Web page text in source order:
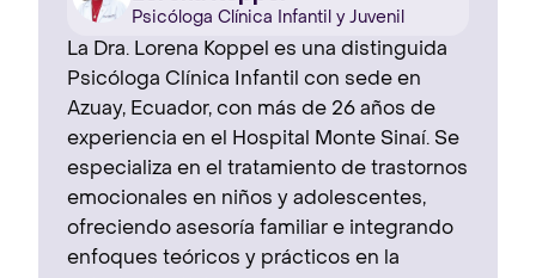
Psicóloga Clínica Infantil y Juvenil
La Dra. Lorena Koppel es una distinguida
Psicóloga Clínica Infantil con sede en
Azuay, Ecuador, con más de 26 años de
experiencia en el Hospital Monte Sinaí. Se
especializa en el tratamiento de trastornos
emocionales en niños y adolescentes,
ofreciendo asesoría familiar e integrando
enfoques teóricos y prácticos en la